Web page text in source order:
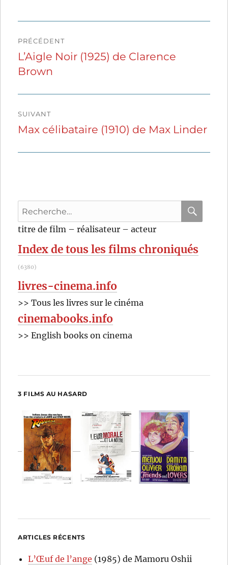
de
l’article
PRÉCÉDENT
Publication
précédente :
L’Aigle Noir (1925) de Clarence
Brown
SUIVANT
Publication
Max célibataire (1910) de Max Linder
Recherche
pour
:
titre de film – réalisateur – acteur
Index de tous les films chroniqués
(6380)
livres-cinema.info
>> Tous les livres sur le cinéma
cinemabooks.info
>> English books on cinema
3 FILMS AU HASARD
ARTICLES RÉCENTS
L’Œuf de l’ange (1985) de Mamoru Oshii